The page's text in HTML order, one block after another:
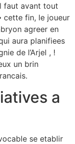
faut avant tout
fin, le joueur
agreer en
aura planifiees
de l’Arjel , !
un brin
a
se etablir